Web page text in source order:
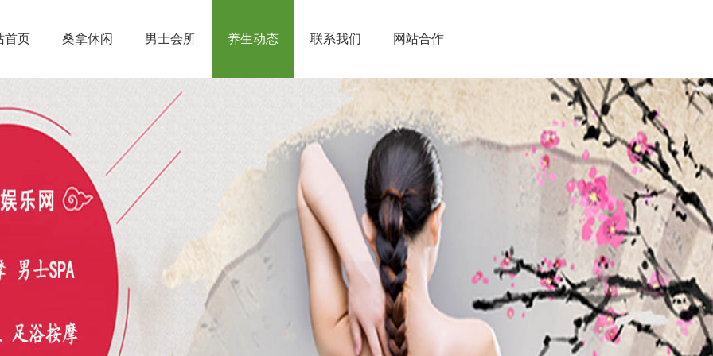
首页 桑拿休闲 男士会所 养生动态 联系我们 网站合作